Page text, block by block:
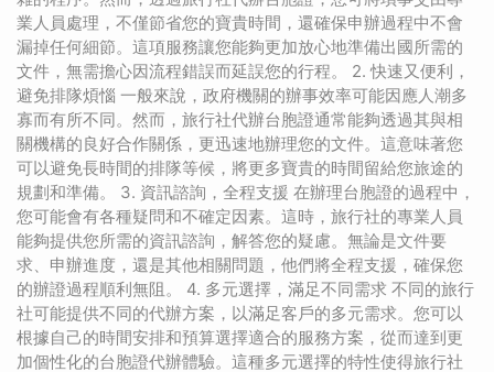
業人員處理，不僅節省您的寶貴時間，還確保申辦過程中不會
漏掉任何細節。這項服務讓您能夠更加放心地準備出國所需的
文件，無需擔心因流程錯誤而延誤您的行程。 2. 快速又便利，
避免排隊煩惱 一般來說，政府機關的辦事效率可能因應人潮多
寡而有所不同。然而，旅行社代辦台胞證通常能夠透過其與相
關機構的良好合作關係，更迅速地辦理您的文件。這意味著您
可以避免長時間的排隊等候，將更多寶貴的時間留給您旅途的
規劃和準備。 3. 資訊諮詢，全程支援 在辦理台胞證的過程中，
您可能會有各種疑問和不確定因素。這時，旅行社的專業人員
能夠提供您所需的資訊諮詢，解答您的疑慮。無論是文件要
求、申辦進度，還是其他相關問題，他們將全程支援，確保您
的辦證過程順利無阻。 4. 多元選擇，滿足不同需求 不同的旅行
社可能提供不同的代辦方案，以滿足客戶的多元需求。您可以
根據自己的時間安排和預算選擇適合的服務方案，從而達到更
加個性化的台胞證代辦體驗。這種多元選擇的特性使得旅行社